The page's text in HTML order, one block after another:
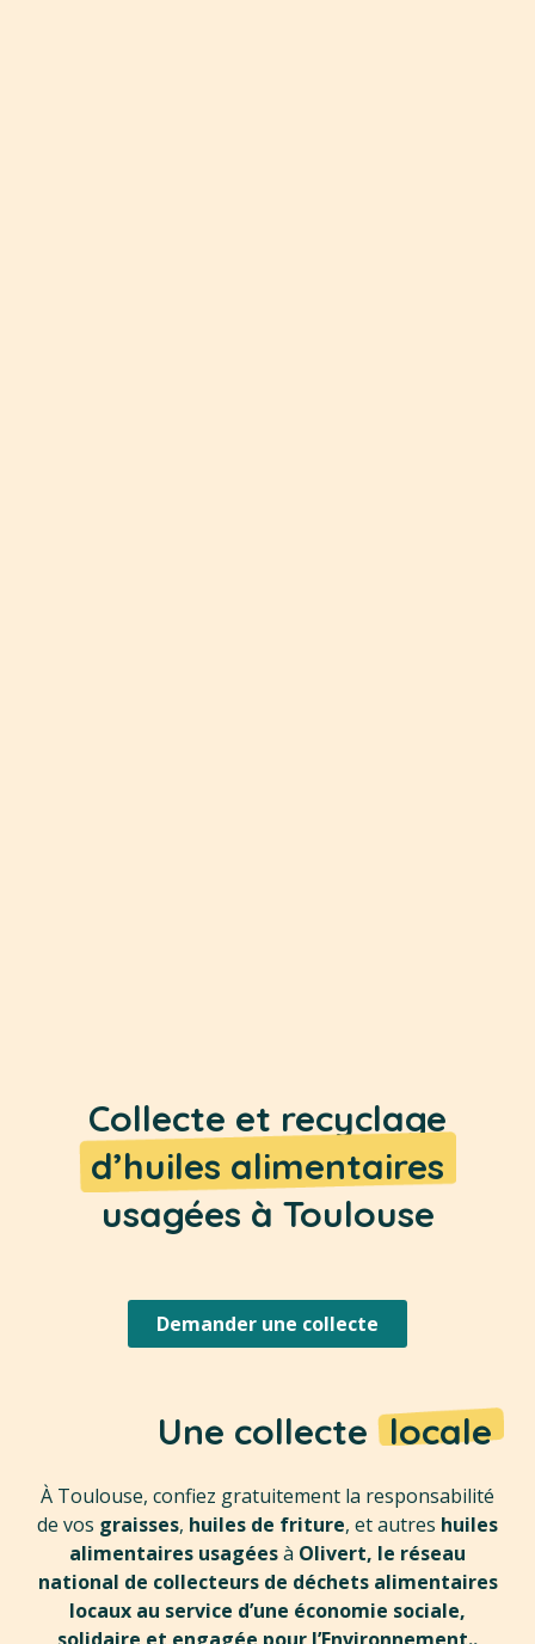
Collecte et recyclage
d’huiles alimentaires
usagées à Toulouse
Demander une collecte
Une collecte locale
À Toulouse, confiez gratuitement la responsabilité
de vos graisses, huiles de friture, et autres huiles
alimentaires usagéesà Olivert, le réseau
national de collecteurs de déchets alimentaires
locaux au service d’une économie sociale,
solidaire et engagée pour l’Environnement..